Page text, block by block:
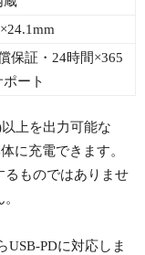
保証・24時間×365
ポート
上を出力可能な
に充電できます。
るものではありませ
USB-PDに対応しま